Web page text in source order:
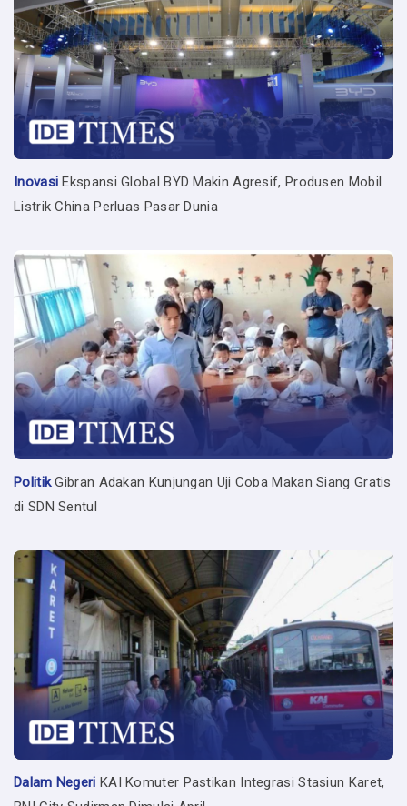
Inovasi Ekspansi Global BYD Makin Agresif, Produsen Mobil
Listrik China Perluas Pasar Dunia
PolitikGibran Adakan Kunjungan Uji Coba Makan Siang Gratis
di SDN Sentul
Dalam Negeri KAI Komuter Pastikan Integrasi Stasiun Karet,